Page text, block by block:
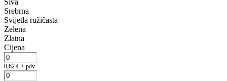
Srebrna
Svijetla ružičasta
Zelena
Zlatna
Cijena
0,62 € + pdv